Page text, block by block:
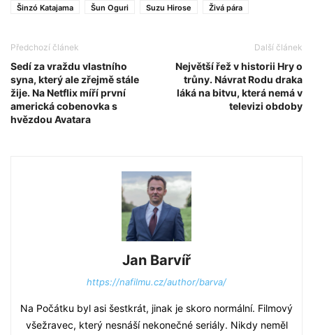
Šinzó Katajama
Šun Oguri Suzu Hirose Živá pára
Předchozí článek
Sedí za vraždu vlastního
syna, který ale zřejmě stále
žije. Na Netflix míří první
americká cobenovka s
hvězdou Avatara
Další článek
Největší řež v historii Hry o
trůny. Návrat Rodu draka
láká na bitvu, která nemá v
televizi obdoby
Jan Barvíř
https://nafilmu.cz/author/barva/
Na Počátku byl asi šestkrát, jinak je skoro normální. Filmový
všežravec, který nesnáší nekonečné seriály. Nikdy neměl